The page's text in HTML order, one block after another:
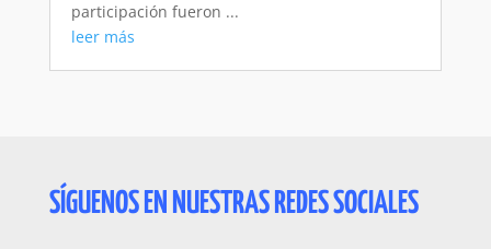
participación fueron ...
leer más
SÍGUENOS EN NUESTRAS REDES SOCIALES